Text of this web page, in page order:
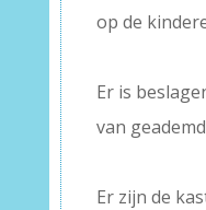
op de
Er is
van
Er zijn de